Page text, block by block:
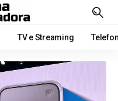
TV e Streaming